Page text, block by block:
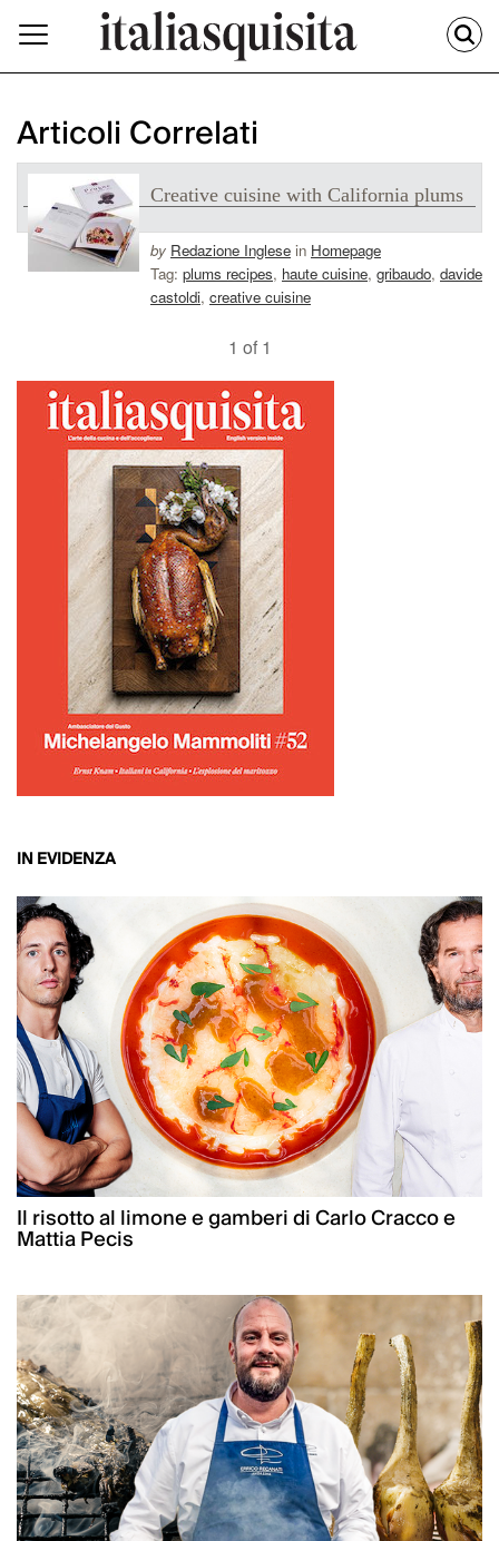
Articoli Correlati
Creative cuisine with California plums
by Redazione Inglese in Homepage
Tag: plums recipes, haute cuisine, gribaudo, davide
castoldi, creative cuisine
1 of 1
IN EVIDENZA
Il risotto al limone e gamberi di Carlo Cracco e
Mattia Pecis